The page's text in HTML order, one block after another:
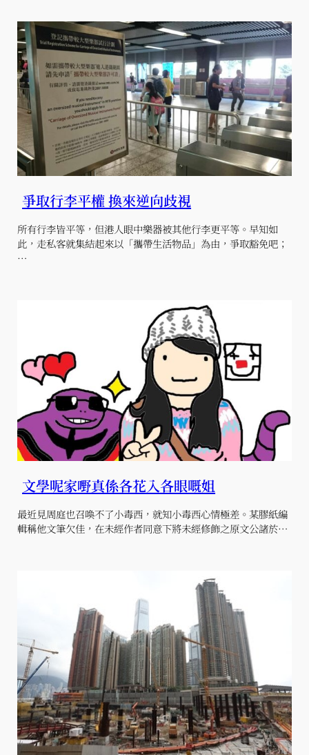
爭取行李平權 換來逆向歧視
所有行李皆平等，但港人眼中樂器被其他行李更平等。早知如
此，走私客就集結起來以「攜帶生活物品」為由，爭取豁免吧；
…
文學呢家嘢真係各花入各眼嘅姐
最近見周庭也召喚不了小毒西，就知小毒西心情極差。某膠紙編
輯稱他文筆欠佳，在未經作者同意下將未經修飾之原文公諸於…